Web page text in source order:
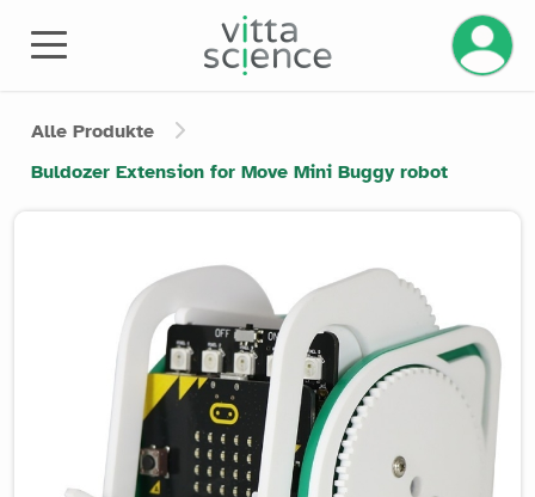
Ihr
Alle Produkte
Buldozer Extension for Move Mini Buggy robot